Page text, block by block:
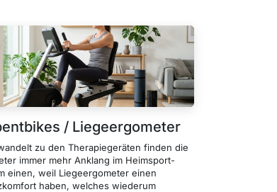
/ Liegeergometer
zu den Therapiegeräten finden die
immer mehr Anklang im Heimsport-
einen, weil Liegeergometer einen
haben, welches wiederum